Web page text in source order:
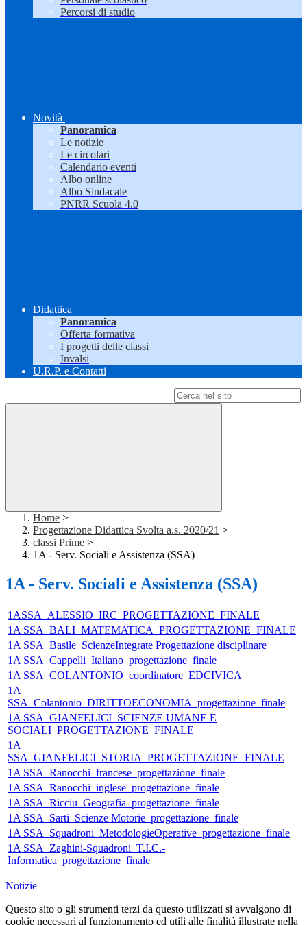
Percorsi di studio
Novità
Panoramica
Le notizie
Le circolari
Calendario eventi
Albo online
Albo Sindacale
PNRR Scuola 4.0
Didattica
Panoramica
Offerta formativa
I progetti delle classi
Invalsi
U.R.P. e Contatti
Home >
Progettazione Didattica Svolta a.s. 2020/21 >
classi Prime >
1A - Serv. Sociali e Assistenza (SSA)
1A - Serv. Sociali e Assistenza (SSA)
1ASSA_ALESSIO_IRC_PROGETTAZIONE_FINALE
1A SSA_BALI_MATEMATICA_PROGETTAZIONE_FINALE
1A SSA_Basile_ScienzeIntegrate Progettazione disciplinare
1A SSA_Cappelli_Italiano_progettazione_finale
1A SSA_COLANTONIO_coordinatore_EDCIVICA
1A
SSA_Colantonio_DIRITTOECONOMIA_progettazione_finale
1A SSA_GIANFELICI_SCIENZE UMANE E
SOCIALI_PROGETTAZIONE_FINALE
1A
SSA_GIANFELICI_STORIA_PROGETTAZIONE_FINALE
1A SSA_Ranocchi_francese_progettazione_finale
1A SSA_Ranocchi_inglese_progettazione_finale
1A SSA_Ricciu_Geografia_progettazione_finale
1A SSA_Sarti_Scienze Motorie_progettazione_finale
1A SSA_Squadroni_MetodologieOperative_progettazione_finale
1A SSA_Zaghini-Squadroni_T.I.C.-
Informatica_progettazione_finale
Notizie
Questo sito o gli strumenti terzi da questo utilizzati si avvalgono di
cookie necessari al funzionamento ed utili alle finalità illustrate nella